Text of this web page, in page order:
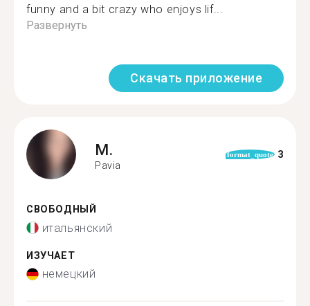
funny and a bit crazy who enjoys lif...
Развернуть
Скачать приложение
M.
Pavia
format_quote 3
СВОБОДНЫЙ
итальянский
ИЗУЧАЕТ
немецкий